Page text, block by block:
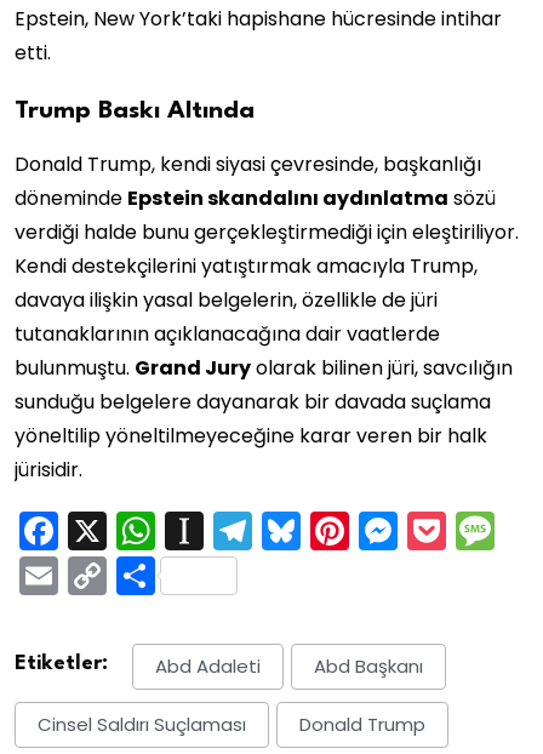
Epstein, New York’taki hapishane hücresinde intihar
etti.
Trump Baskı Altında
Donald Trump, kendi siyasi çevresinde, başkanlığı
döneminde Epstein skandalını aydınlatma sözü
verdiği halde bunu gerçekleştirmediği için eleştiriliyor.
Kendi destekçilerini yatıştırmak amacıyla Trump,
davaya ilişkin yasal belgelerin, özellikle de jüri
tutanaklarının açıklanacağına dair vaatlerde
bulunmuştu. Grand Juryolarak bilinen jüri, savcılığın
sunduğu belgelere dayanarak bir davada suçlama
yöneltilip yöneltilmeyeceğine karar veren bir halk
jürisidir.
Facebook
X WhatsApp
Instapaper
Telegram
Bluesky
Pinterest
EmailCopy
Link
Share
Etiketler: Abd Adaleti Abd Başkanı
Cinsel Saldırı Suçlaması Donald Trump